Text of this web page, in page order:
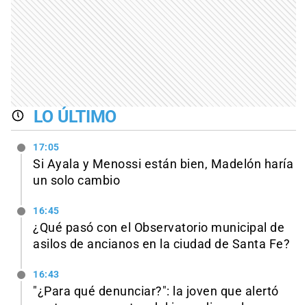
LO ÚLTIMO
17:05
Si Ayala y Menossi están bien, Madelón haría
un solo cambio
16:45
¿Qué pasó con el Observatorio municipal de
asilos de ancianos en la ciudad de Santa Fe?
16:43
"¿Para qué denunciar?": la joven que alertó